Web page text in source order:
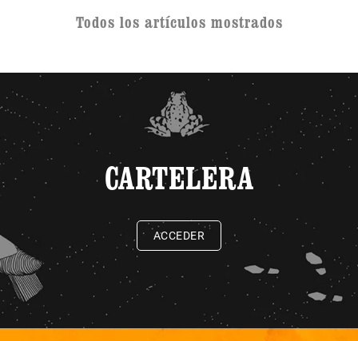
Todos los artículos mostrados
CARTELERA
ACCEDER